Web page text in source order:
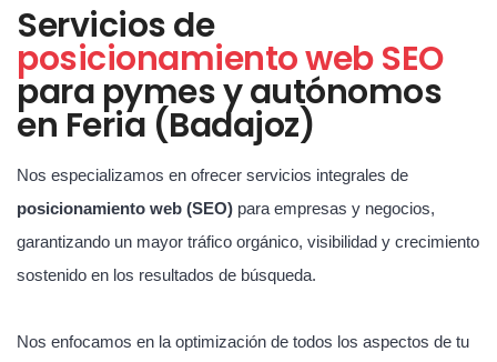
Servicios de
posicionamiento web SEO
para pymes y autónomos
en Feria (Badajoz)
Nos especializamos en ofrecer servicios integrales de
posicionamiento web (SEO) para empresas y negocios,
garantizando un mayor tráfico orgánico, visibilidad y crecimiento
sostenido en los resultados de búsqueda.
Nos enfocamos en la optimización de todos los aspectos de tu